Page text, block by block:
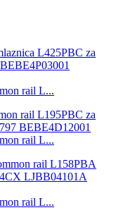
rail L...
rail L...
rail L...